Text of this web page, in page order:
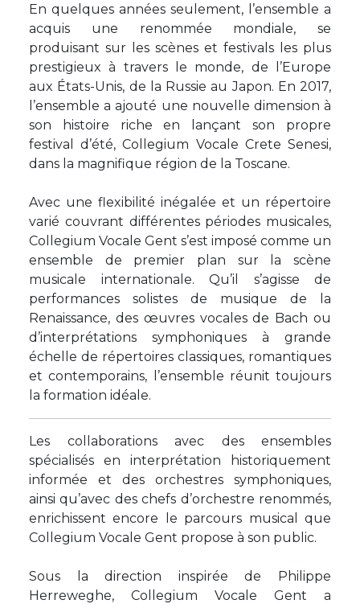
En quelques années seulement, l’ensemble a
acquis une renommée mondiale, se
produisant sur les scènes et festivals les plus
prestigieux à travers le monde, de l’Europe
aux États-Unis, de la Russie au Japon. En 2017,
l’ensemble a ajouté une nouvelle dimension à
son histoire riche en lançant son propre
festival d’été, Collegium Vocale Crete Senesi,
dans la magnifique région de la Toscane.
Avec une flexibilité inégalée et un répertoire
varié couvrant différentes périodes musicales,
Collegium Vocale Gent s’est imposé comme un
ensemble de premier plan sur la scène
musicale internationale. Qu’il s’agisse de
performances solistes de musique de la
Renaissance, des œuvres vocales de Bach ou
d’interprétations symphoniques à grande
échelle de répertoires classiques, romantiques
et contemporains, l’ensemble réunit toujours
la formation idéale.
Les collaborations avec des ensembles
spécialisés en interprétation historiquement
informée et des orchestres symphoniques,
ainsi qu’avec des chefs d’orchestre renommés,
enrichissent encore le parcours musical que
Collegium Vocale Gent propose à son public.
Sous la direction inspirée de Philippe
Herreweghe, Collegium Vocale Gent a